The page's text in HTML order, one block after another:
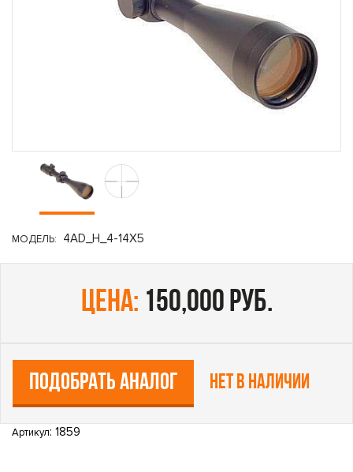
МОДЕЛЬ: 4AD_H_4-14X5
цена: 150,000 руб.
ПОДОБРАТЬ АНАЛОГ Нет в наличии
Артикул: 1859